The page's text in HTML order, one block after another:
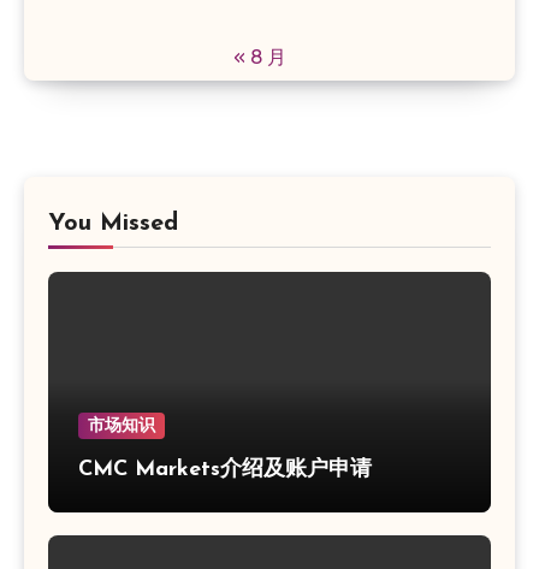
« 8 月
You Missed
市场知识
CMC Markets介绍及账户申请